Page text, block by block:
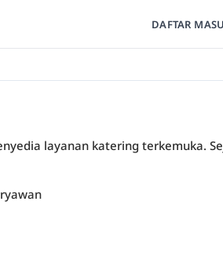
DAFTAR
layanan katering terkemuka.